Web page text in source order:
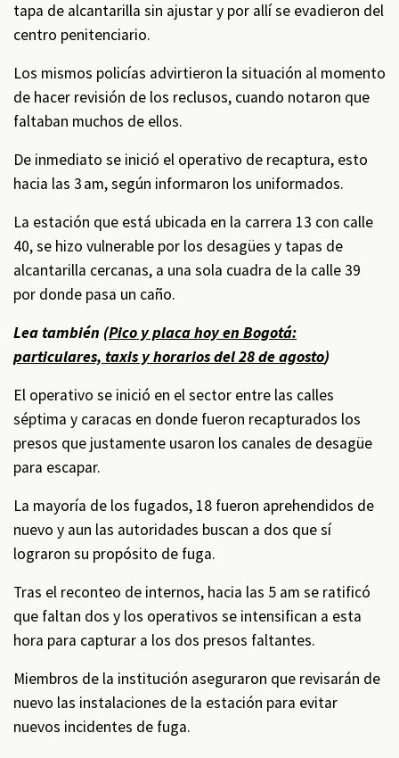
tapa de alcantarilla sin ajustar y por allí se evadieron del
centro penitenciario.
Los mismos policías advirtieron la situación al momento
de hacer revisión de los reclusos, cuando notaron que
faltaban muchos de ellos.
De inmediato se inició el operativo de recaptura, esto
hacia las 3 am, según informaron los uniformados.
La estación que está ubicada en la carrera 13 con calle
40, se hizo vulnerable por los desagües y tapas de
alcantarilla cercanas, a una sola cuadra de la calle 39
por donde pasa un caño.
Lea también (Pico y placa hoy en Bogotá:
particulares, taxis y horarios del 28 de agosto)
El operativo se inició en el sector entre las calles
séptima y caracas en donde fueron recapturados los
presos que justamente usaron los canales de desagüe
para escapar.
La mayoría de los fugados, 18 fueron aprehendidos de
nuevo y aun las autoridades buscan a dos que sí
lograron su propósito de fuga.
Tras el reconteo de internos, hacia las 5 am se ratificó
que faltan dos y los operativos se intensifican a esta
hora para capturar a los dos presos faltantes.
Miembros de la institución aseguraron que revisarán de
nuevo las instalaciones de la estación para evitar
nuevos incidentes de fuga.